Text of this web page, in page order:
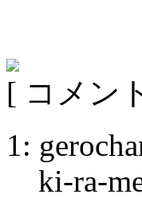
[ コメン
1:
ki-ra-